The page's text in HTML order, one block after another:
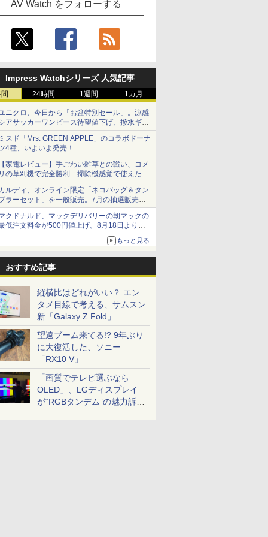
AV Watch をフォローする
Impress Watchシリーズ 人気記事
24時間 1週間 1カ月
ニクロ、今日から「お盆特別セール」。涼感
アサッカーワンピース待望値下げ、撥水ギア
ョーツは1990円に
スド「Mrs. GREEN APPLE」のコラボドーナ
4種、いよいよ発売！
家電レビュー】手ごわい雑草との戦い、コメ
の草刈機で完全勝利 掃除機感覚で使えた
ルディ、オンライン限定「ネコバッグ＆タン
ラーセット」を一般販売。7月の抽選販売の
選無効分
クドナルド、マックデリバリーの朝マックの
低注文料金が500円値上げ。8月18日より
もっと見る
おすすめ記事
縦横比はどれがいい？ エン
タメ目線で考える、サムスン
新「Galaxy Z Fold」
望遠ブーム来てる!? 9年ぶり
に大復活した、ソニー
「RX10 V」
「画質でテレビ選ぶなら
OLED」、LGディスプレイ
が“RGBタンデム”の魅力訴